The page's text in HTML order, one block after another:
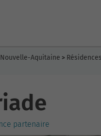
Aquitaine >
partenaire